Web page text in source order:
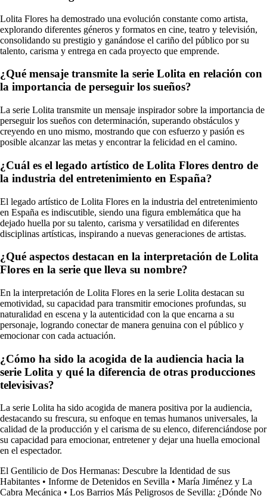
Lolita Flores ha demostrado una evolución constante como artista,
explorando diferentes géneros y formatos en cine, teatro y televisión,
consolidando su prestigio y ganándose el cariño del público por su
talento, carisma y entrega en cada proyecto que emprende.
¿Qué mensaje transmite la serie Lolita en relación con
la importancia de perseguir los sueños?
La serie Lolita transmite un mensaje inspirador sobre la importancia de
perseguir los sueños con determinación, superando obstáculos y
creyendo en uno mismo, mostrando que con esfuerzo y pasión es
posible alcanzar las metas y encontrar la felicidad en el camino.
¿Cuál es el legado artístico de Lolita Flores dentro de
la industria del entretenimiento en España?
El legado artístico de Lolita Flores en la industria del entretenimiento
en España es indiscutible, siendo una figura emblemática que ha
dejado huella por su talento, carisma y versatilidad en diferentes
disciplinas artísticas, inspirando a nuevas generaciones de artistas.
¿Qué aspectos destacan en la interpretación de Lolita
Flores en la serie que lleva su nombre?
En la interpretación de Lolita Flores en la serie Lolita destacan su
emotividad, su capacidad para transmitir emociones profundas, su
naturalidad en escena y la autenticidad con la que encarna a su
personaje, logrando conectar de manera genuina con el público y
emocionar con cada actuación.
¿Cómo ha sido la acogida de la audiencia hacia la
serie Lolita y qué la diferencia de otras producciones
televisivas?
La serie Lolita ha sido acogida de manera positiva por la audiencia,
destacando su frescura, su enfoque en temas humanos universales, la
calidad de la producción y el carisma de su elenco, diferenciándose por
su capacidad para emocionar, entretener y dejar una huella emocional
en el espectador.
El Gentilicio de Dos Hermanas: Descubre la Identidad de sus
Habitantes • Informe de Detenidos en Sevilla • María Jiménez y La
Cabra Mecánica • Los Barrios Más Peligrosos de Sevilla: ¿Dónde No